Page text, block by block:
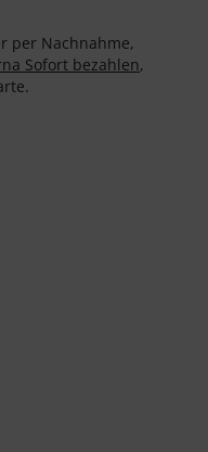
per Nachnahme,
Sofort bezahlen,